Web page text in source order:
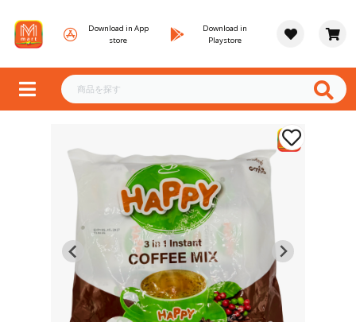
Download in App
store
Download in
Playstore